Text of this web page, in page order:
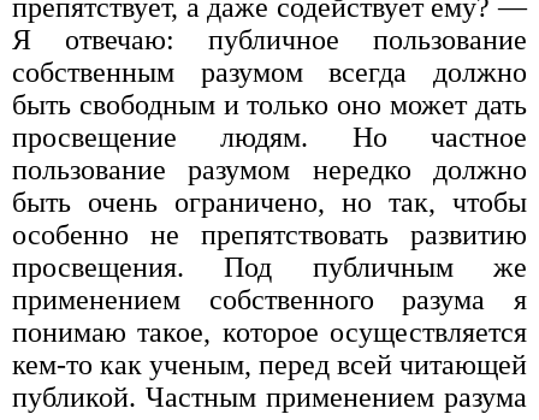
препятствует, а даже содействует ему? —
Я отвечаю: публичное пользование
собственным разумом всегда должно
быть свободным и только оно может дать
просвещение людям. Но частное
пользование разумом нередко должно
быть очень ограничено, но так, чтобы
особенно не препятствовать развитию
просвещения. Под публичным же
применением собственного разума я
понимаю такое, которое осуществляется
кем-то как ученым, перед всей читающей
публикой. Частным применением разума